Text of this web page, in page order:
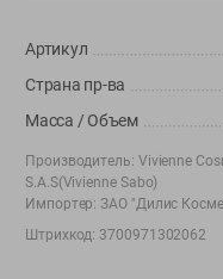
+375 44 560-60-61
выходной
shop@green-market.by
Пишите нам свои
Артикул
Страна пр-ва
Масса / Объем
Производитель: Vivienne
S.A.S(Vivienne Sabo)
Импортер: ЗАО "Дилис
Штрихкод: 3700971302062